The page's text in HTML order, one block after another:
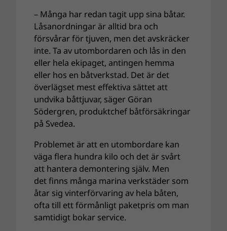
– Många har redan tagit upp sina båtar.
Låsanordningar är alltid bra och
försvårar för tjuven, men det avskräcker
inte. Ta av utombordaren och lås in den
eller hela ekipaget, antingen hemma
eller hos en båtverkstad. Det är det
överlägset mest effektiva sättet att
undvika båttjuvar, säger Göran
Södergren, produktchef båtförsäkringar
på Svedea.
Problemet är att en utombordare kan
väga flera hundra kilo och det är svårt
att hantera demontering själv. Men
det finns många marina verkstäder som
åtar sig vinterförvaring av hela båten,
ofta till ett förmånligt paketpris om man
samtidigt bokar service.